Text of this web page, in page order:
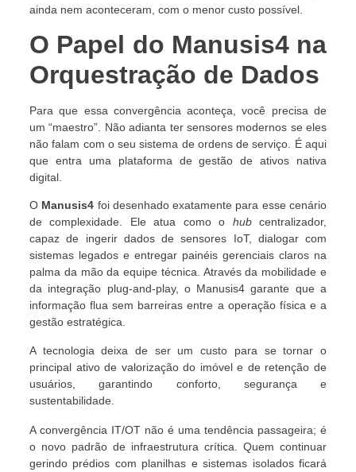
ainda nem aconteceram, com o menor custo possível.
O Papel do Manusis4 na
Orquestração de Dados
Para que essa convergência aconteça, você precisa de
um “maestro”. Não adianta ter sensores modernos se eles
não falam com o seu sistema de ordens de serviço. É aqui
que entra uma plataforma de gestão de ativos nativa
digital.
O Manusis4 foi desenhado exatamente para esse cenário
de complexidade. Ele atua como o hubcentralizador,
capaz de ingerir dados de sensores IoT, dialogar com
sistemas legados e entregar painéis gerenciais claros na
palma da mão da equipe técnica. Através da mobilidade e
da integração plug-and-play, o Manusis4 garante que a
informação flua sem barreiras entre a operação física e a
gestão estratégica.
A tecnologia deixa de ser um custo para se tornar o
principal ativo de valorização do imóvel e de retenção de
usuários, garantindo conforto, segurança e
sustentabilidade.
A convergência IT/OT não é uma tendência passageira; é
o novo padrão de infraestrutura crítica. Quem continuar
gerindo prédios com planilhas e sistemas isolados ficará